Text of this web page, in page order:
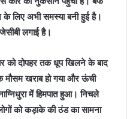
लिए अभी समस्या बनी हुई है।
लगाई है।
को दोपहर तक धूप खिलने के बाद
खराब हो गया और ऊंची
में हिमपात हुआ। निचले
को कड़ाके की ठंड का सामना